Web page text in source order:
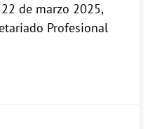
de marzo 2025,
Profesional